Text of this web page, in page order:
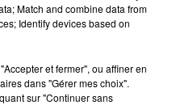
SE FAIRE
RESSORT DE LA...
la clinique qui a
présenté ses
Match and combine data from
Identify devices based on
et fermer", ou affiner en
dans "Gérer mes choix".
sur "Continuer sans